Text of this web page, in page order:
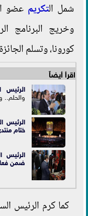
شمل التكريم عضو
وخريج البرنامج
كورونا، وتسلم
اقرأ أيضاً
الرئيس
والحلم..
الرئيس
ختام
الرئيس
ضمن
كما كرم الرئيس